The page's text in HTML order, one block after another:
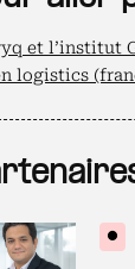
et l’institut
logistics